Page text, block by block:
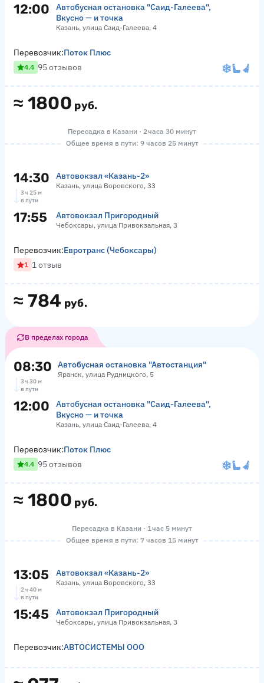
12:00
Автобусная остановка "Саид-Галеева",
Вкусно — и точка
Казань, улица Саид-Галеева, 4
≈ 1800 руб.
Перевозчик:Поток Плюс
4.4 95 отзывов
Пересадка в Казани · 2 часа 30 минут
Общее время в пути: 9 часов 25 минут
14:30 Автовокзал «‎Казань-2»
Казань, улица Воровского, 33
3 ч 25 м
в пути
17:55 Автовокзал Пригородный
Чебоксары, улица Привокзальная, 3
≈ 784 руб.
Перевозчик:Евротранс (Чебоксары)
1 1 отзыв
В пределах города
08:30 Автобусная остановка "Автостанция"
Яранск, улица Рудницкого, 5
3 ч 30 м
в пути
12:00
Автобусная остановка "Саид-Галеева",
Вкусно — и точка
Казань, улица Саид-Галеева, 4
≈ 1800 руб.
Перевозчик:Поток Плюс
4.4 95 отзывов
Пересадка в Казани · 1 час 5 минут
Общее время в пути: 7 часов 15 минут
13:05 Автовокзал «‎Казань-2»
Казань, улица Воровского, 33
2 ч 40 м
в пути
15:45 Автовокзал Пригородный
Чебоксары, улица Привокзальная, 3
Перевозчик:АВТОСИСТЕМЫ ООО